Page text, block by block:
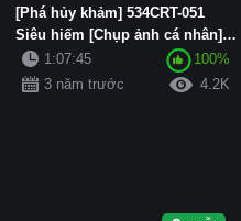
[Phá hủy khảm] 534CRT-051
Siêu hiếm [Chụp ảnh cá nhân]
K-chan thích quần xanh nhạt...
1:07:45
100%
3 năm trước
4.2K